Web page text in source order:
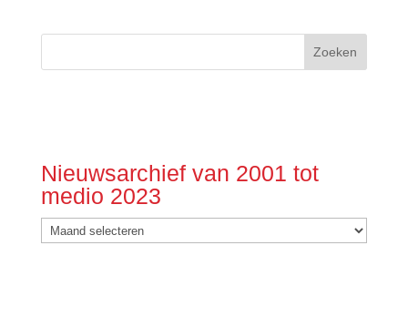
Nieuwsarchief van 2001 tot
medio 2023
Nieuwsarchief
van